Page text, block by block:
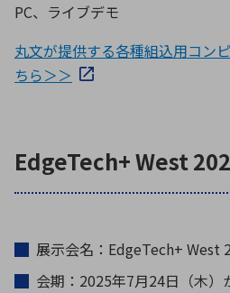
PC、ライブデモ
丸文が提供する各種組込用コン
ちら＞＞
EdgeTech+ West
展示会名：EdgeTech+ West
会期：2025年7月24日（木）